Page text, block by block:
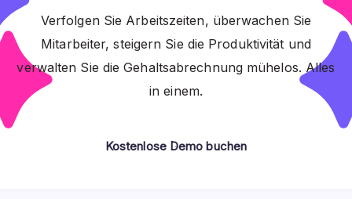
Verfolgen Sie Arbeitszeiten, überwachen Sie
Mitarbeiter, steigern Sie die Produktivität und
verwalten Sie die Gehaltsabrechnung mühelos. Alles
in einem.
Kostenlose Demo buchen